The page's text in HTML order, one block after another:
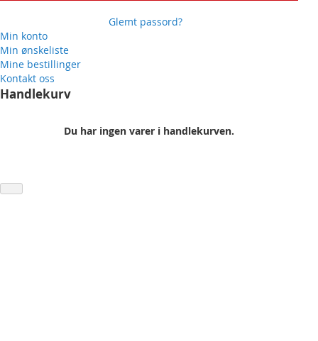
Glemt passord?
Min konto
Min ønskeliste
Mine bestillinger
Kontakt oss
Handlekurv
Du har ingen varer i handlekurven.